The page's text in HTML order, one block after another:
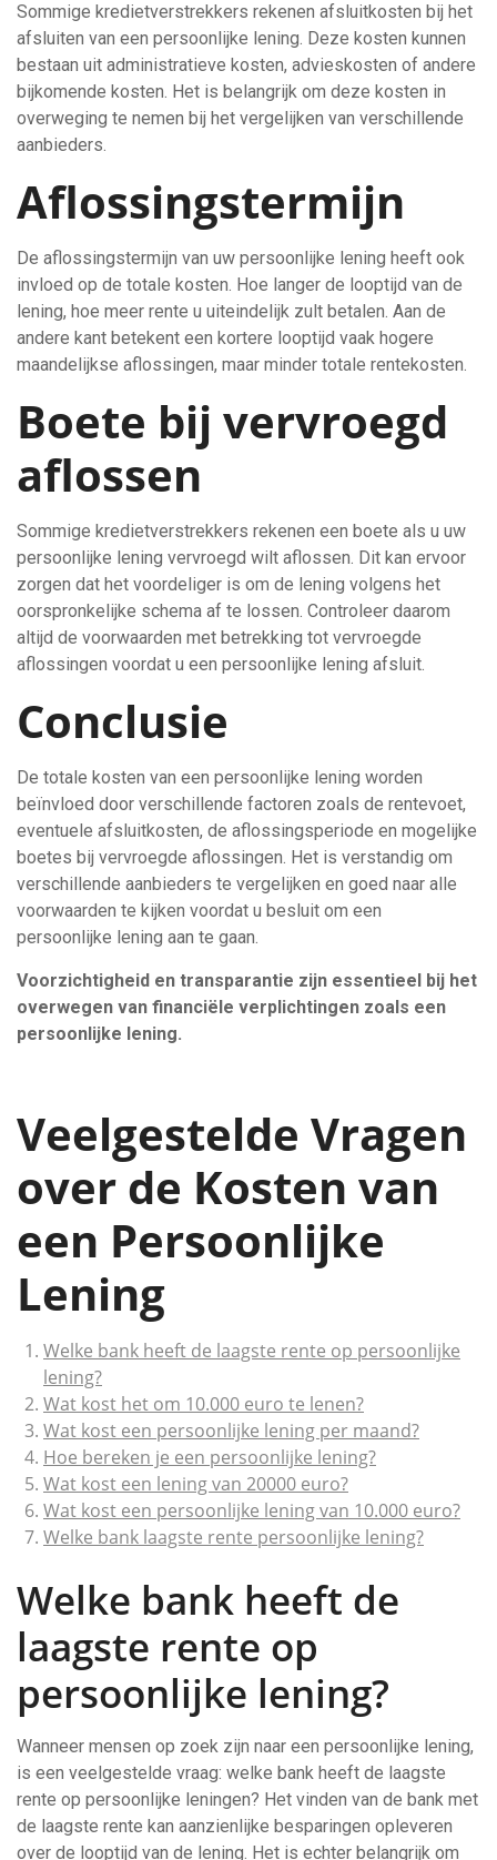
Sommige kredietverstrekkers rekenen afsluitkosten bij het
afsluiten van een persoonlijke lening. Deze kosten kunnen
bestaan uit administratieve kosten, advieskosten of andere
bijkomende kosten. Het is belangrijk om deze kosten in
overweging te nemen bij het vergelijken van verschillende
aanbieders.
Aflossingstermijn
De aflossingstermijn van uw persoonlijke lening heeft ook
invloed op de totale kosten. Hoe langer de looptijd van de
lening, hoe meer rente u uiteindelijk zult betalen. Aan de
andere kant betekent een kortere looptijd vaak hogere
maandelijkse aflossingen, maar minder totale rentekosten.
Boete bij vervroegd
aflossen
Sommige kredietverstrekkers rekenen een boete als u uw
persoonlijke lening vervroegd wilt aflossen. Dit kan ervoor
zorgen dat het voordeliger is om de lening volgens het
oorspronkelijke schema af te lossen. Controleer daarom
altijd de voorwaarden met betrekking tot vervroegde
aflossingen voordat u een persoonlijke lening afsluit.
Conclusie
De totale kosten van een persoonlijke lening worden
beïnvloed door verschillende factoren zoals de rentevoet,
eventuele afsluitkosten, de aflossingsperiode en mogelijke
boetes bij vervroegde aflossingen. Het is verstandig om
verschillende aanbieders te vergelijken en goed naar alle
voorwaarden te kijken voordat u besluit om een
persoonlijke lening aan te gaan.
Voorzichtigheid en transparantie zijn essentieel bij het
overwegen van financiële verplichtingen zoals een
persoonlijke lening.
Veelgestelde Vragen
over de Kosten van
een Persoonlijke
Lening
Welke bank heeft de laagste rente op persoonlijke
lening?
Wat kost het om 10.000 euro te lenen?
Wat kost een persoonlijke lening per maand?
Hoe bereken je een persoonlijke lening?
Wat kost een lening van 20000 euro?
Wat kost een persoonlijke lening van 10.000 euro?
Welke bank laagste rente persoonlijke lening?
Welke bank heeft de
laagste rente op
persoonlijke lening?
Wanneer mensen op zoek zijn naar een persoonlijke lening,
is een veelgestelde vraag: welke bank heeft de laagste
rente op persoonlijke leningen? Het vinden van de bank met
de laagste rente kan aanzienlijke besparingen opleveren
over de looptijd van de lening. Het is echter belangrijk om